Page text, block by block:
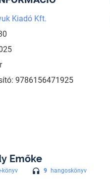
Kiadó Kft.
9786156471925
Emőke
könyv 9 hangoskönyv